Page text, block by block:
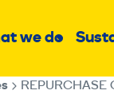
we doSub
REPURCHASE